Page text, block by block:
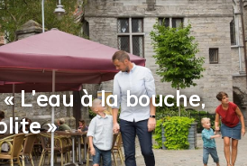
L’eau à la bouche,
»